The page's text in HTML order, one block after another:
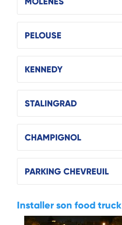
PELOUSE
KENNEDY
STALINGRAD
CHAMPIGNOL
PARKING CHEVREUIL
Installer son food truck